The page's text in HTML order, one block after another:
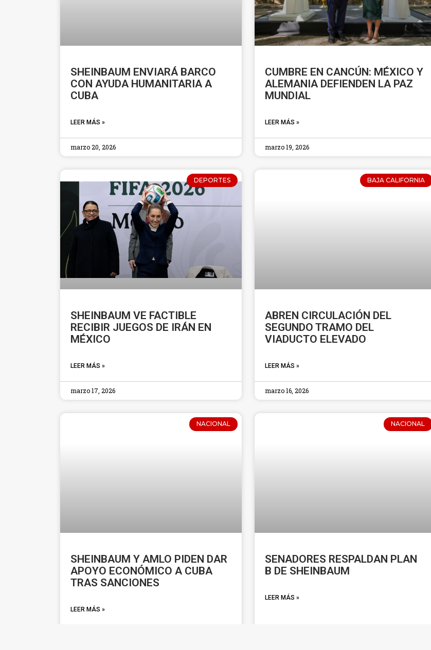
SHEINBAUM ENVIARÁ BARCO
CON AYUDA HUMANITARIA A
CUBA
LEER MÁS »
marzo 20, 2026
CUMBRE EN CANCÚN: MÉXICO Y
ALEMANIA DEFIENDEN LA PAZ
MUNDIAL
LEER MÁS »
marzo 19, 2026
DEPORTES
SHEINBAUM VE FACTIBLE
RECIBIR JUEGOS DE IRÁN EN
MÉXICO
LEER MÁS »
marzo 17, 2026
BAJA CALIFORNIA
ABREN CIRCULACIÓN DEL
SEGUNDO TRAMO DEL
VIADUCTO ELEVADO
LEER MÁS »
marzo 16, 2026
NACIONAL
SHEINBAUM Y AMLO PIDEN DAR
APOYO ECONÓMICO A CUBA
TRAS SANCIONES
LEER MÁS »
NACIONAL
SENADORES RESPALDAN PLAN
B DE SHEINBAUM
LEER MÁS »